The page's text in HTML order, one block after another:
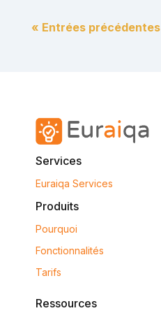
« Entrées précédentes
Services
Euraiqa Services
Produits
Pourquoi
Fonctionnalités
Tarifs
Ressources